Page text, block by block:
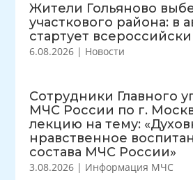
Жители Гольяново
участкового района: в
стартует
6.08.2026 | Новости
Сотрудники Главного
МЧС России по г.
лекцию на тему:
нравственное
состава МЧС России»
3.08.2026 | Информация МЧС